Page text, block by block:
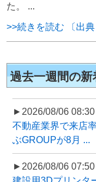
た。 ...
>>続きを読む 〔出
過去一週間の
►2026/08/06 08:30
不動産業界で来店
ぶGROUPが8月 ...
►2026/08/06 07:50